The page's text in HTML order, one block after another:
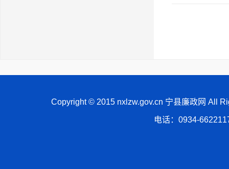
Copyright © 2015 nxlzw.gov.cn 宁县廉政网 All
电话：0934-